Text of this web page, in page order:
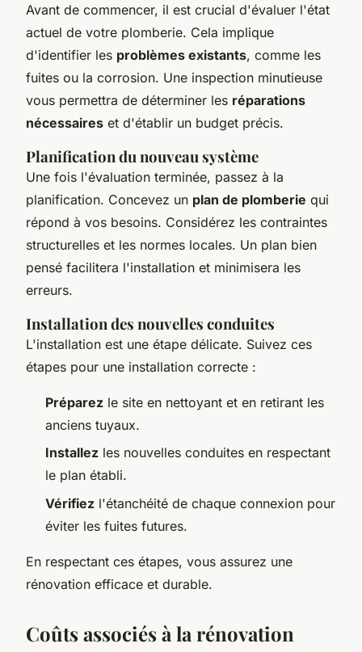
Avant de commencer, il est crucial d'évaluer l'état
actuel de votre plomberie. Cela implique
d'identifier les problèmes existants, comme les
fuites ou la corrosion. Une inspection minutieuse
vous permettra de déterminer les réparations
nécessaires et d'établir un budget précis.
Planification du nouveau système
Une fois l'évaluation terminée, passez à la
planification. Concevez un plan de plomberie qui
répond à vos besoins. Considérez les contraintes
structurelles et les normes locales. Un plan bien
pensé facilitera l'installation et minimisera les
erreurs.
Installation des nouvelles conduites
L'installation est une étape délicate. Suivez ces
étapes pour une installation correcte :
Préparez le site en nettoyant et en retirant les
anciens tuyaux.
Installez les nouvelles conduites en respectant
le plan établi.
Vérifiez l'étanchéité de chaque connexion pour
éviter les fuites futures.
En respectant ces étapes, vous assurez une
rénovation efficace et durable.
Coûts associés à la rénovation